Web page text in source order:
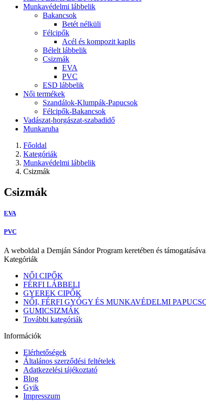
Munkavédelmi lábbelik
Bakancsok
Betét nélküli
Félcipők
Acél és kompozit kaplis
Bélelt lábbelik
Csizmák
EVA
PVC
ESD lábbelik
Női termékek
Szandálok-Klumpák-Papucsok
Félcipők-Bakancsok
Vadászat-horgászat-szabadidő
Munkaruha
Főoldal
Kategóriák
Munkavédelmi lábbelik
Csizmák
Csizmák
EVA
PVC
A weboldal a Demján Sándor Program keretében és
Kategóriák
NŐI CIPŐK
FÉRFI LÁBBELI
GYEREK CIPŐK
NŐI, FÉRFI GYÓGY ÉS MUNKAVÉDELMI
GUMICSIZMÁK
További kategóriák
Információk
Elérhetőségek
Általános szerződési feltételek
Adatkezelési tájékoztató
Blog
Gyik
Impresszum